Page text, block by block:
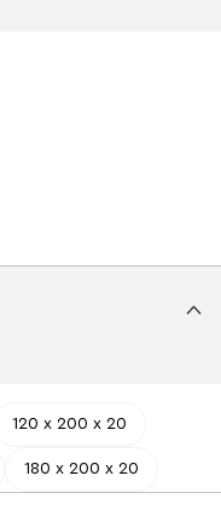
120 х 200 х 20
180 х 200 х 20